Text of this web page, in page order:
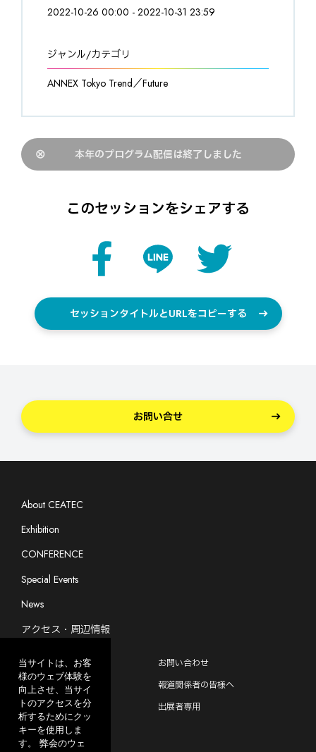
当サイトは、お客
様のウェブ体験を
向上させ、当サイ
トのアクセスを分
析するためにクッ
キーを使用しま
す。 弊会のウェ
2022-10-26 00:00 - 2022-10-31 23:59
ジャンル/カテゴリ
ANNEX Tokyo Trend／Future
本年のプログラム配信は終了しました
このセッションをシェアする
セッションタイトルとURLをコピーする
お問い合せ
About CEATEC
Exhibition
CONFERENCE
Special Events
News
アクセス・周辺情報
よくあるご質問
お問い合わせ
CEATEC EXPERIENCE
報道関係者の皆様へ
出展をご検討中の方へ
出展者専用